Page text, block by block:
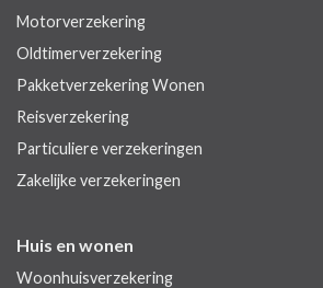
Motorverzekering
Oldtimerverzekering
Pakketverzekering Wonen
Reisverzekering
Particuliere verzekeringen
Zakelijke verzekeringen
Huis en wonen
Woonhuisverzekering